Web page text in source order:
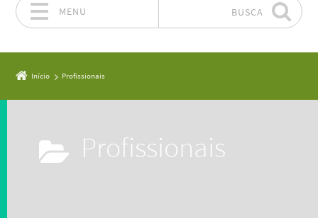
MENU BUSCA
Início Profissionais
Profissionais